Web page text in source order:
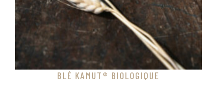
BLÉ KAMUT® BIOLOGIQUE